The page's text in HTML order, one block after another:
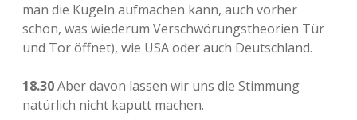
man die Kugeln aufmachen kann, auch vorher
schon, was wiederum Verschwörungstheorien Tür
und Tor öffnet), wie USA oder auch Deutschland.
18.30Aber davon lassen wir uns die Stimmung
natürlich nicht kaputt machen.